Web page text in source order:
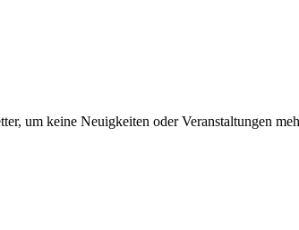
um keine Neuigkeiten oder Veranstaltungen